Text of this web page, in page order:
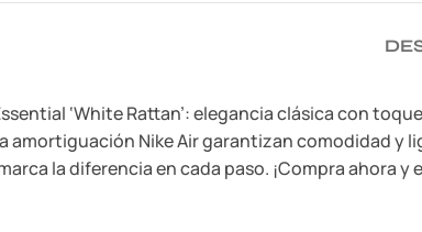
‘White Rattan’: elegancia clásica con
amortiguación Nike Air garantizan comodidad y
la diferencia en cada paso. ¡Compra ahora y